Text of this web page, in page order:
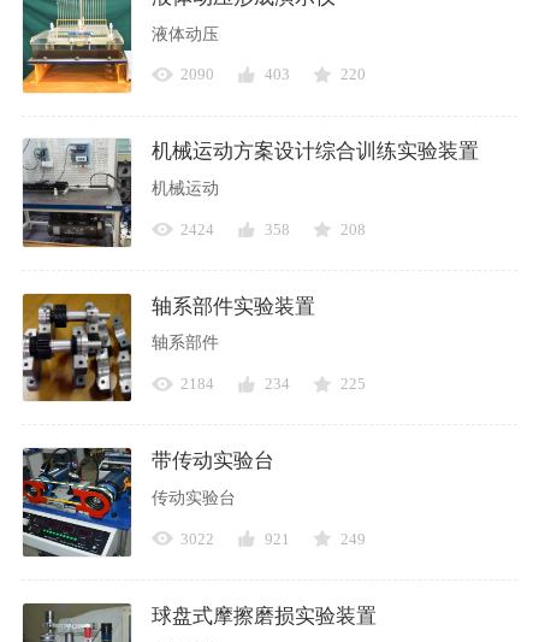
液体动压
2090 403 220
机械运动方案设计综合训练实验装置
机械运动
2424 358 208
轴系部件实验装置
轴系部件
2184 234 225
带传动实验台
传动实验台
3022 921 249
球盘式摩擦磨损实验装置